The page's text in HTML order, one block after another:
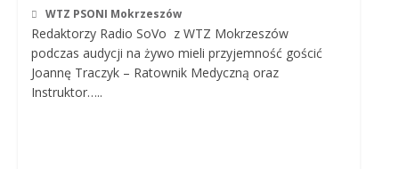
WTZ PSONI Mokrzeszów
Redaktorzy Radio SoVo z WTZ Mokrzeszów
podczas audycji na żywo mieli przyjemność gościć
Joannę Traczyk – Ratownik Medyczną oraz
Instruktor…..